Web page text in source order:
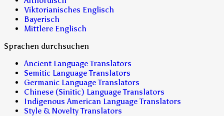
Viktorianisches Englisch
Bayerisch
Mittlere Englisch
Sprachen durchsuchen
Ancient Language Translators
Semitic Language Translators
Germanic Language Translators
Chinese (Sinitic) Language Translators
Indigenous American Language Translators
Style & Novelty Translators